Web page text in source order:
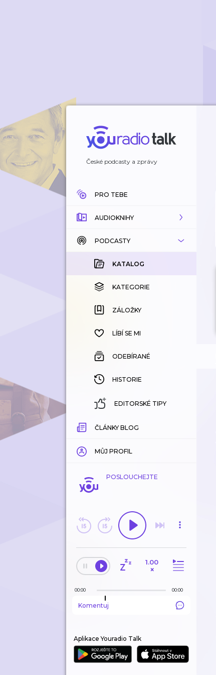
České podcasty a zprávy
PRO TEBE
AUDIOKNIHY
KATALOG
KOUPENÉ
KATEGORIE
ZÁLOŽKY
HISTORIE
PODCASTY
KATALOG
KATEGORIE
ZÁLOŽKY
LÍBÍ SE MI
ODEBÍRANÉ
HISTORIE
EDITORSKÉ TIPY
ČLÁNKY BLOG
MŮJ PROFIL
POSLOUCHEJTE
1.00
×
00:00 00:00
Komentuj
Aplikace Youradio Talk